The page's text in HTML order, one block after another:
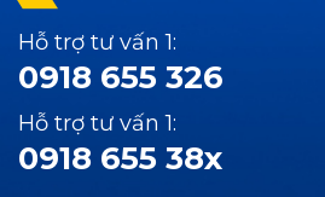
Hỗ trợ tư vấn 1:
0918 655 326
Hỗ trợ tư vấn 1:
0918 655 38x